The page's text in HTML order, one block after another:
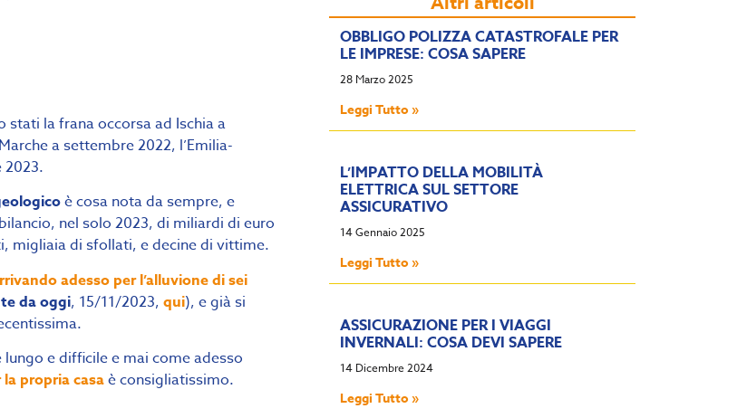
la frana occorsa ad Ischia a
a settembre 2022, l’Emilia-
2023.
è cosa nota da sempre, e
nel solo 2023, di miliardi di euro
migliaia di sfollati, e decine di vittime.
adesso per l’alluvione di sei
da oggi, 15/11/2023, qui), e già si
e difficile e mai come adesso
propria casaè consigliatissimo.
OBBLIGO POLIZZA CATASTROFALE PER
LE IMPRESE: COSA SAPERE
28 Marzo 2025
Leggi Tutto »
L’IMPATTO DELLA MOBILITÀ
ELETTRICA SUL SETTORE
ASSICURATIVO
14 Gennaio 2025
Leggi Tutto »
ASSICURAZIONE PER I VIAGGI
INVERNALI: COSA DEVI SAPERE
14 Dicembre 2024
Leggi Tutto »